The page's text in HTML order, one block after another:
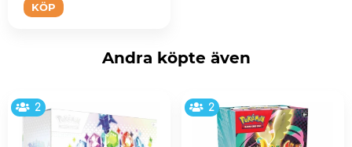
KÖP
Andra köpte även
2 2